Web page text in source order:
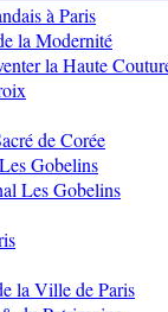
à Paris
la Modernité
la Haute
de Corée
Gobelins
Les Gobelins
la Ville de Paris